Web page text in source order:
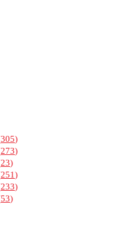
305
273
23
251
233
53